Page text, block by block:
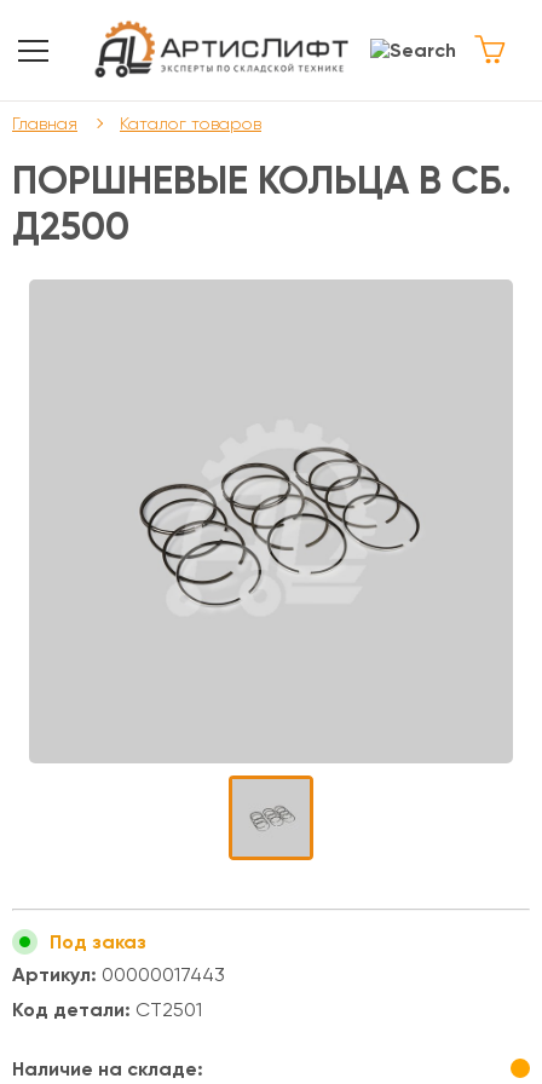
Главная Каталог товаров
ПОРШНЕВЫЕ КОЛЬЦА В СБ.
Д2500
Под заказ
Артикул: 00000017443
Код детали: СТ2501
Наличие на складе: